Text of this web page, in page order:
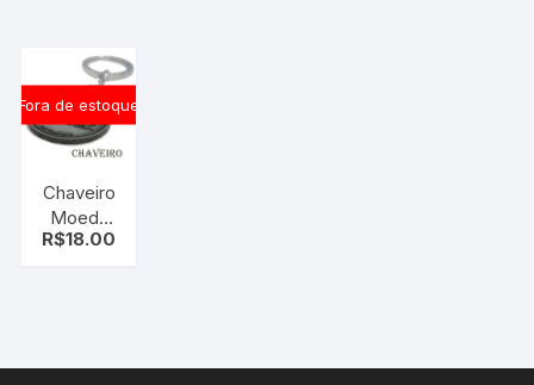
Fora de estoque
Chaveiro
Moeda
Corrente
R$18.00